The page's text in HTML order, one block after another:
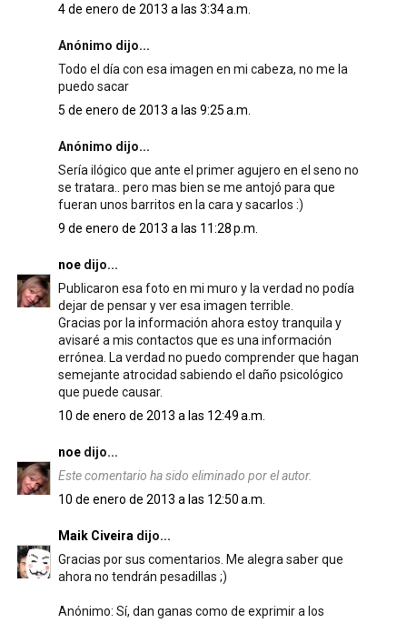
4 de enero de 2013 a las 3:34 a.m.
Anónimo dijo...
Todo el día con esa imagen en mi cabeza, no me la
puedo sacar
5 de enero de 2013 a las 9:25 a.m.
Anónimo dijo...
Sería ilógico que ante el primer agujero en el seno no
se tratara.. pero mas bien se me antojó para que
fueran unos barritos en la cara y sacarlos :)
9 de enero de 2013 a las 11:28 p.m.
noedijo...
Publicaron esa foto en mi muro y la verdad no podía
dejar de pensar y ver esa imagen terrible.
Gracias por la información ahora estoy tranquila y
avisaré a mis contactos que es una información
errónea. La verdad no puedo comprender que hagan
semejante atrocidad sabiendo el daño psicológico
que puede causar.
10 de enero de 2013 a las 12:49 a.m.
noedijo...
Este comentario ha sido eliminado por el autor.
10 de enero de 2013 a las 12:50 a.m.
Maik Civeira dijo...
Gracias por sus comentarios. Me alegra saber que
ahora no tendrán pesadillas ;)
Anónimo: Sí, dan ganas como de exprimir a los